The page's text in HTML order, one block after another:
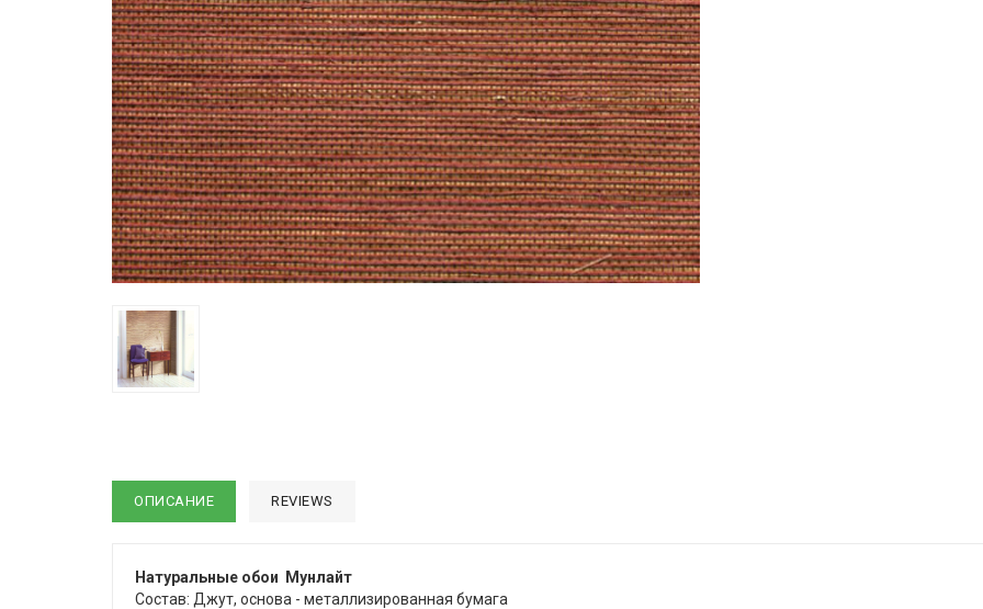
ОПИСАНИЕ REVIEWS
Натуральные обои Мунлайт
Состав: Джут, основа - металлизированная бумага